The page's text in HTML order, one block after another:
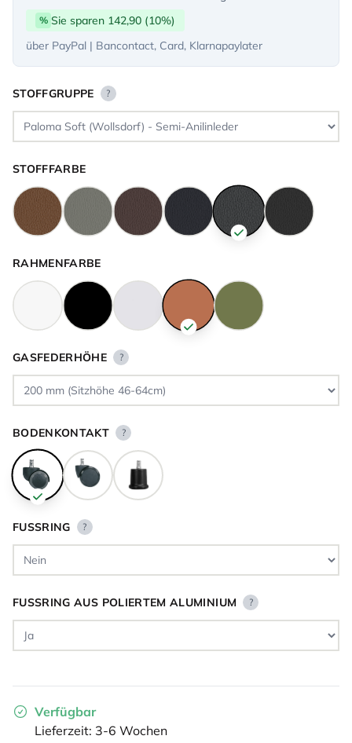
% Sie sparen 142,90 (10%)
über PayPal | Bancontact, Card, Klarnapaylater
STOFFGRUPPE ?
STOFFFARBE
RAHMENFARBE
GASFEDERHÖHE ?
BODENKONTAKT ?
FUSSRING ?
FUSSRING AUS POLIERTEM ALUMINIUM ?
Verfügbar
Lieferzeit: 3-6 Wochen